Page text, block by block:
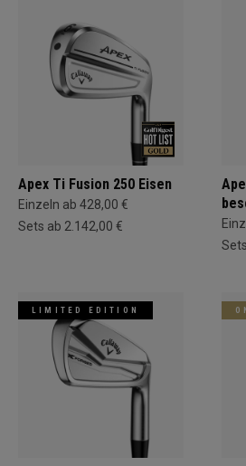
Apex Ti Fusion 250 Eisen
Einzeln ab 428,00 €
Sets ab 2.142,00 €
LIMITED EDITION